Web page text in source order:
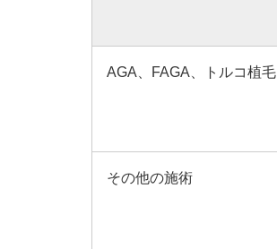
AGA、FAGA、トルコ植毛
その他の施術